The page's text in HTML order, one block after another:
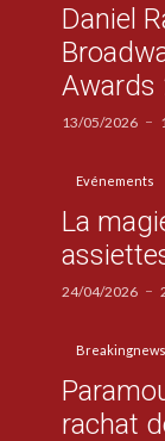
Daniel
Awards
13/05/2026
Evénements
La
24/04/2026
Breakingnews
rachat